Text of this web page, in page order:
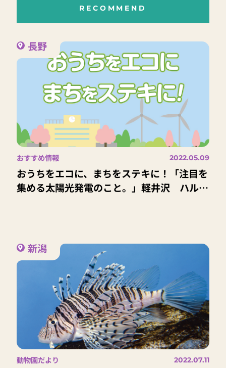
RECOMMEND
長野
おすすめ情報 2022.05.09
おうちをエコに、まちをステキに！「注目を
集める太陽光発電のこと。」軽井沢 ハルニ
新潟
動物園だより 2022.07.11